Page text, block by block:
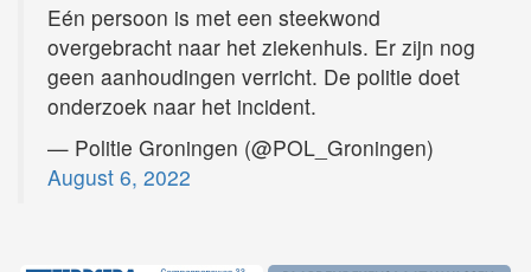
Eén persoon is met een steekwond
overgebracht naar het ziekenhuis. Er zijn nog
geen aanhoudingen verricht. De politie doet
onderzoek naar het incident.
— Politie Groningen (@POL_Groningen)
August 6, 2022